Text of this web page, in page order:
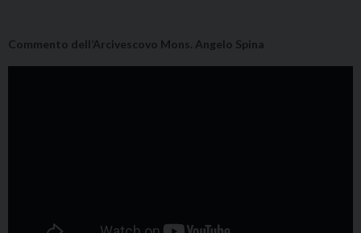
Commento dell’Arcivescovo Mons. Angelo Spina